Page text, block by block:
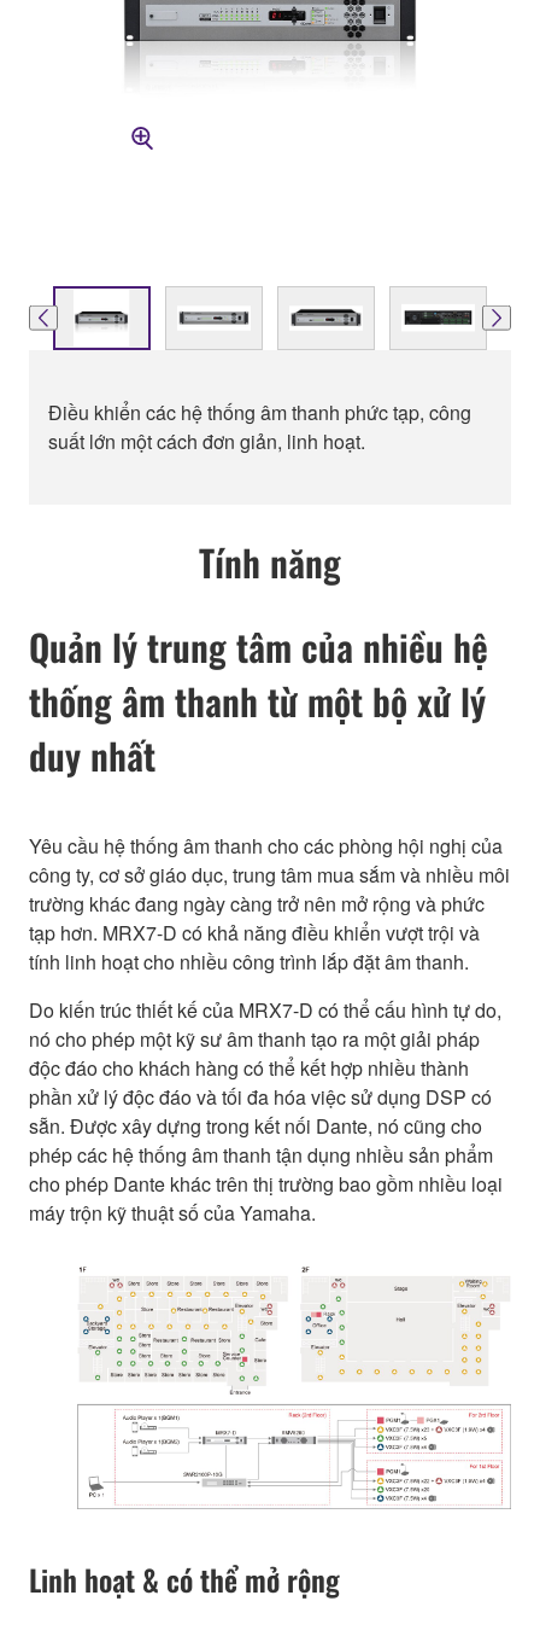
Điều khiển các hệ thống âm thanh phức tạp, công
suất lớn một cách đơn giản, linh hoạt.
Tính năng
Quản lý trung tâm của nhiều hệ
thống âm thanh từ một bộ xử lý
duy nhất
Yêu cầu hệ thống âm thanh cho các phòng hội nghị của
công ty, cơ sở giáo dục, trung tâm mua sắm và nhiều môi
trường khác đang ngày càng trở nên mở rộng và phức
tạp hơn. MRX7-D có khả năng điều khiển vượt trội và
tính linh hoạt cho nhiều công trình lắp đặt âm thanh.
Do kiến ​​trúc thiết kế của MRX7-D có thể cấu hình tự do,
nó cho phép một kỹ sư âm thanh tạo ra một giải pháp
độc đáo cho khách hàng có thể kết hợp nhiều thành
phần xử lý độc đáo và tối đa hóa việc sử dụng DSP có
sẵn. Được xây dựng trong kết nối Dante, nó cũng cho
phép các hệ thống âm thanh tận dụng nhiều sản phẩm
cho phép Dante khác trên thị trường bao gồm nhiều loại
máy trộn kỹ thuật số của Yamaha.
Linh hoạt & có thể mở rộng